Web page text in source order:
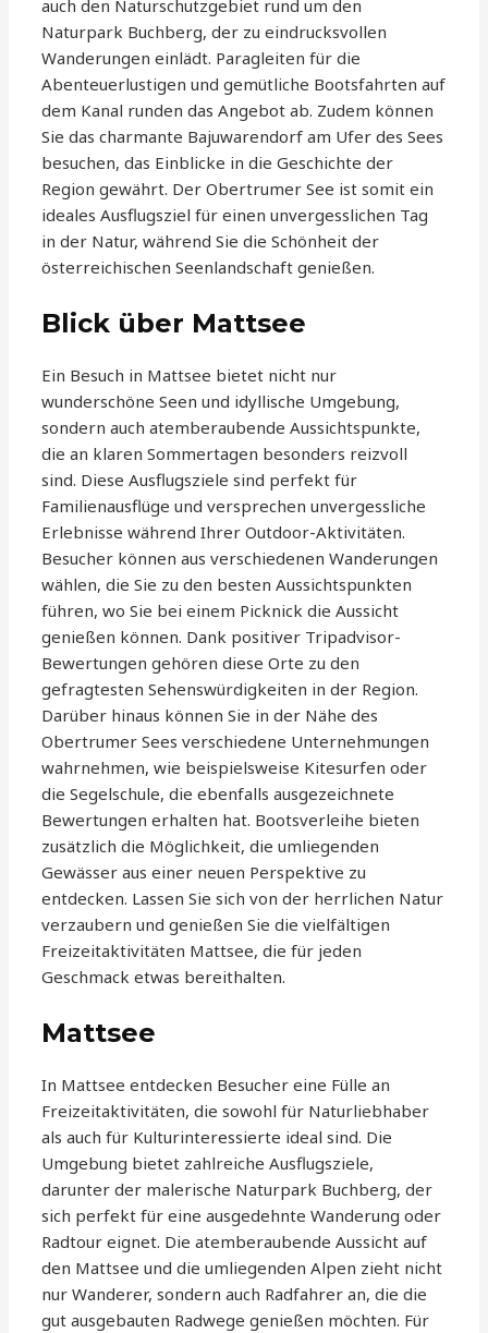
auch den Naturschutzgebiet rund um den
Naturpark Buchberg, der zu eindrucksvollen
Wanderungen einlädt. Paragleiten für die
Abenteuerlustigen und gemütliche Bootsfahrten auf
dem Kanal runden das Angebot ab. Zudem können
Sie das charmante Bajuwarendorf am Ufer des Sees
besuchen, das Einblicke in die Geschichte der
Region gewährt. Der Obertrumer See ist somit ein
ideales Ausflugsziel für einen unvergesslichen Tag
in der Natur, während Sie die Schönheit der
österreichischen Seenlandschaft genießen.
Blick über Mattsee
Ein Besuch in Mattsee bietet nicht nur
wunderschöne Seen und idyllische Umgebung,
sondern auch atemberaubende Aussichtspunkte,
die an klaren Sommertagen besonders reizvoll
sind. Diese Ausflugsziele sind perfekt für
Familienausflüge und versprechen unvergessliche
Erlebnisse während Ihrer Outdoor-Aktivitäten.
Besucher können aus verschiedenen Wanderungen
wählen, die Sie zu den besten Aussichtspunkten
führen, wo Sie bei einem Picknick die Aussicht
genießen können. Dank positiver Tripadvisor-
Bewertungen gehören diese Orte zu den
gefragtesten Sehenswürdigkeiten in der Region.
Darüber hinaus können Sie in der Nähe des
Obertrumer Sees verschiedene Unternehmungen
wahrnehmen, wie beispielsweise Kitesurfen oder
die Segelschule, die ebenfalls ausgezeichnete
Bewertungen erhalten hat. Bootsverleihe bieten
zusätzlich die Möglichkeit, die umliegenden
Gewässer aus einer neuen Perspektive zu
entdecken. Lassen Sie sich von der herrlichen Natur
verzaubern und genießen Sie die vielfältigen
Freizeitaktivitäten Mattsee, die für jeden
Geschmack etwas bereithalten.
Mattsee
In Mattsee entdecken Besucher eine Fülle an
Freizeitaktivitäten, die sowohl für Naturliebhaber
als auch für Kulturinteressierte ideal sind. Die
Umgebung bietet zahlreiche Ausflugsziele,
darunter der malerische Naturpark Buchberg, der
sich perfekt für eine ausgedehnte Wanderung oder
Radtour eignet. Die atemberaubende Aussicht auf
den Mattsee und die umliegenden Alpen zieht nicht
nur Wanderer, sondern auch Radfahrer an, die die
gut ausgebauten Radwege genießen möchten. Für